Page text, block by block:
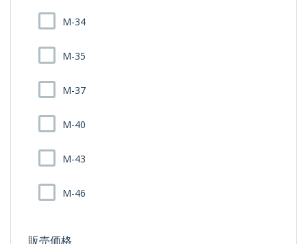
M-34
M-35
M-37
M-40
M-43
M-46
販売価格